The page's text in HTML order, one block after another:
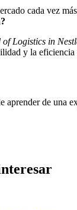
cada vez
of Logistics in
y la eficiencia
aprender de una